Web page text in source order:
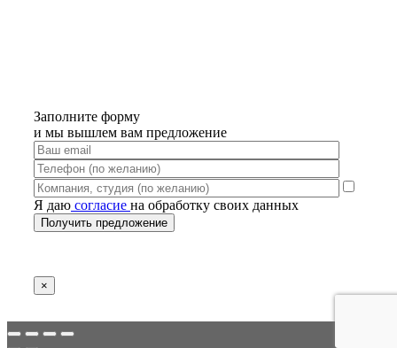
Заполните форму
и мы вышлем вам предложение
Я даю согласие на обработку своих данных
×